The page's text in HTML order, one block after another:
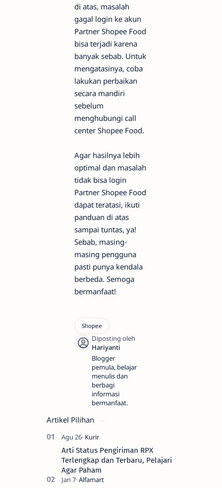
di atas, masalah
gagal login ke akun
Partner Shopee Food
bisa terjadi karena
banyak sebab. Untuk
mengatasinya, coba
lakukan perbaikan
secara mandiri
sebelum
menghubungi call
center Shopee Food.
Agar hasilnya lebih
optimal dan masalah
tidak bisa login
Partner Shopee Food
dapat teratasi, ikuti
panduan di atas
sampai tuntas, ya!
Sebab, masing-
masing pengguna
pasti punya kendala
berbeda. Semoga
bermanfaat!
Blogger
pemula, belajar
menulis dan
berbagi
informasi
bermanfaat.
Artikel Pilihan
Arti Status Pengiriman RPX
Terlengkap dan Terbaru, Pelajari
Agar Paham